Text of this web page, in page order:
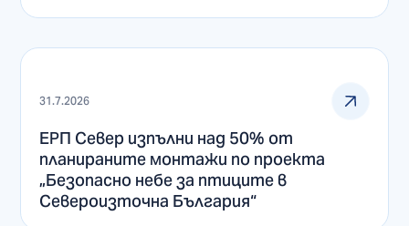
31.7.2026
ЕРП Север изпълни над 50% от
планираните монтажи по проекта
„Безопасно небе за птиците в
Североизточна България“